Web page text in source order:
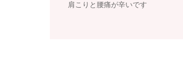
肩こりと腰痛が辛いです